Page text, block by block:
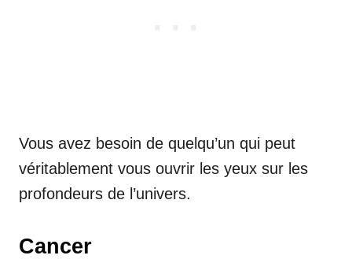
Vous avez besoin de quelqu’un qui peut
véritablement vous ouvrir les yeux sur les
profondeurs de l’univers.
Cancer